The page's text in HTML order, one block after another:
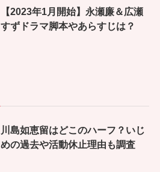
【2023年1月開始】永瀬廉＆広瀬
すずドラマ脚本やあらすじは？
川島如恵留はどこのハーフ？いじ
めの過去や活動休止理由も調査